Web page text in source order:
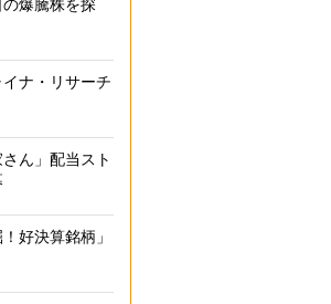
爆騰株を探
ナ・リサーチ
さん」配当スト
好決算銘柄」